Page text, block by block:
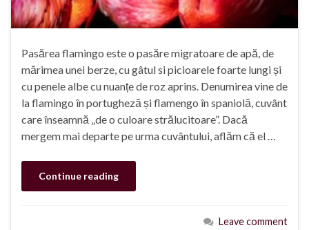
Pasărea flamingo este o pasăre migratoare de apă, de
mărimea unei berze, cu gâtul si picioarele foarte lungi și
cu penele albe cu nuanțe de roz aprins. Denumirea vine de
la flamingo în portugheză și flamengo în spaniolă, cuvânt
care înseamnă „de o culoare strălucitoare”. Dacă
mergem mai departe pe urma cuvântului, aflăm că el …
Continue reading
Leave comment